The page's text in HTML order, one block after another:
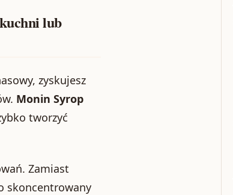
lub
zyskujesz
Monin Syrop
tworzyć
Zamiast
skoncentrowany